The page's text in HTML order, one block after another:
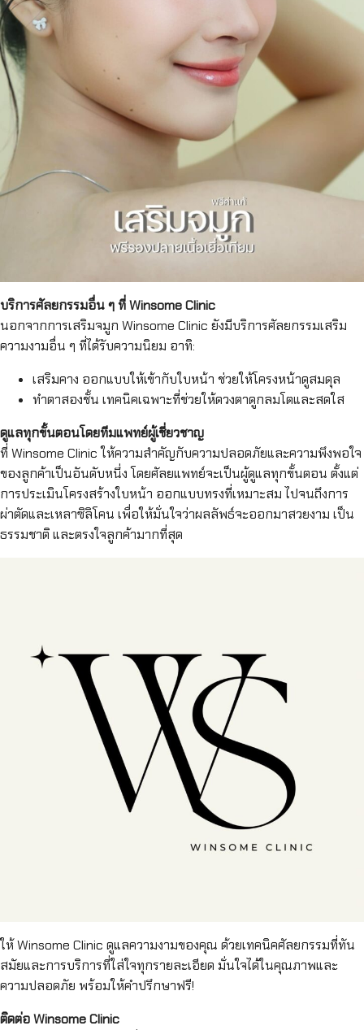
บริการศัลยกรรมอื่น ๆ ที่ Winsome Clinic
นอกจากการเสริมจมูก Winsome Clinic ยังมีบริการศัลยกรรมเสริม
ความงามอื่น ๆ ที่ได้รับความนิยม อาทิ:
เสริมคาง ออกแบบให้เข้ากับใบหน้า ช่วยให้โครงหน้าดูสมดุล
ทำตาสองชั้น เทคนิคเฉพาะที่ช่วยให้ดวงตาดูกลมโตและสดใส
ดูแลทุกขั้นตอนโดยทีมแพทย์ผู้เชี่ยวชาญ
ที่ Winsome Clinic ให้ความสำคัญกับความปลอดภัยและความพึงพอใจ
ของลูกค้าเป็นอันดับหนึ่ง โดยศัลยแพทย์จะเป็นผู้ดูแลทุกขั้นตอน ตั้งแต่
การประเมินโครงสร้างใบหน้า ออกแบบทรงที่เหมาะสม ไปจนถึงการ
ผ่าตัดและเหลาซิลิโคน เพื่อให้มั่นใจว่าผลลัพธ์จะออกมาสวยงาม เป็น
ธรรมชาติ และตรงใจลูกค้ามากที่สุด
ให้ Winsome Clinic ดูแลความงามของคุณ ด้วยเทคนิคศัลยกรรมที่ทัน
สมัยและการบริการที่ใส่ใจทุกรายละเอียด มั่นใจได้ในคุณภาพและ
ความปลอดภัย พร้อมให้คำปรึกษาฟรี!
ติดต่อ Winsome Clinic